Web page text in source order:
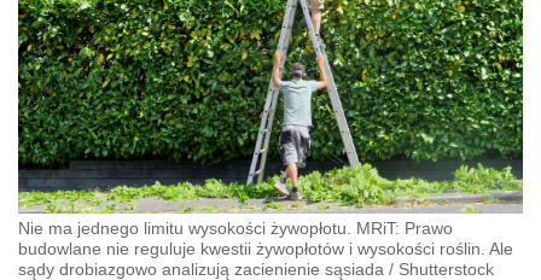
Nie ma jednego limitu wysokości żywopłotu. MRiT: Prawo
budowlane nie reguluje kwestii żywopłotów i wysokości roślin. Ale
sądy drobiazgowo analizują zacienienie sąsiada / Shutterstock